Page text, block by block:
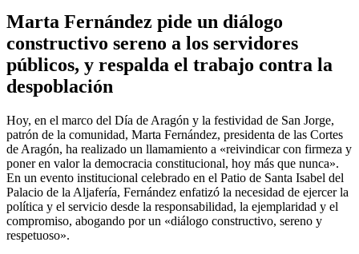
Marta Fernández pide un diálogo
constructivo sereno a los servidores
públicos, y respalda el trabajo contra la
despoblación
Hoy, en el marco del Día de Aragón y la festividad de San Jorge,
patrón de la comunidad, Marta Fernández, presidenta de las Cortes
de Aragón, ha realizado un llamamiento a «reivindicar con firmeza y
poner en valor la democracia constitucional, hoy más que nunca».
En un evento institucional celebrado en el Patio de Santa Isabel del
Palacio de la Aljafería, Fernández enfatizó la necesidad de ejercer la
política y el servicio desde la responsabilidad, la ejemplaridad y el
compromiso, abogando por un «diálogo constructivo, sereno y
respetuoso».